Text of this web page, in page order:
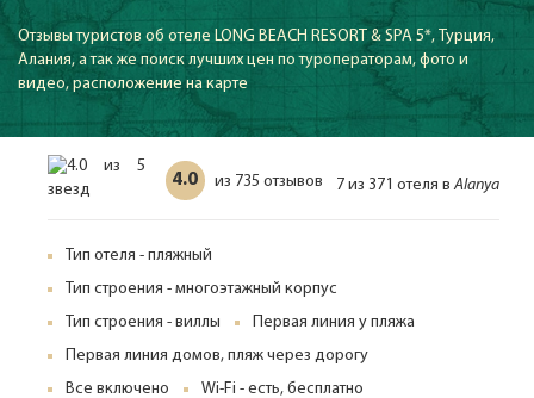
Отзывы туристов об отеле LONG BEACH RESORT & SPA 5*, Турция,
Алания, а так же поиск лучших цен по туроператорам, фото и
видео, расположение на карте
4.0 из 735 отзывов 7 из 371 отеля вAlanya
Тип отеля - пляжный
Тип строения - многоэтажный корпус
Тип строения - виллы
Первая линия у пляжа
Первая линия домов, пляж через дорогу
Все включено
Wi-Fi - есть, бесплатно